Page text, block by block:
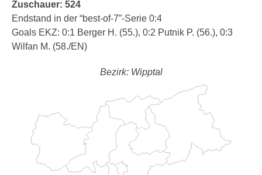
Zuschauer: 524
Endstand in der “best-of-7”-Serie 0:4
Goals EKZ: 0:1 Berger H. (55.), 0:2 Putnik P. (56.), 0:3
Wilfan M. (58./EN)
Bezirk: Wipptal